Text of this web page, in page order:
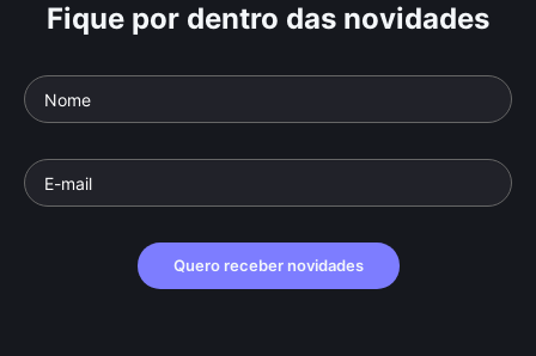
Fique por dentro das novidades
Quero receber novidades